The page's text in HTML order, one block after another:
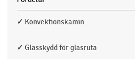
✓ Konvektionskamin
✓ Glasskydd för glasruta